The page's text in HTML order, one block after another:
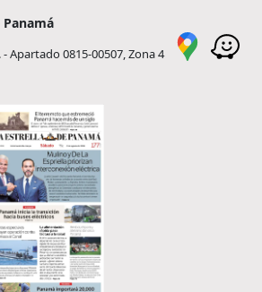
Apartado 0815-00507, Zona 4